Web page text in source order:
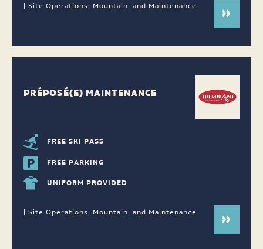
| Site Operations, Mountain, and Maintenance
PRÉPOSÉ(E) MAINTENANCE
FREE SKI PASS
FREE PARKING
UNIFORM PROVIDED
| Site Operations, Mountain, and Maintenance